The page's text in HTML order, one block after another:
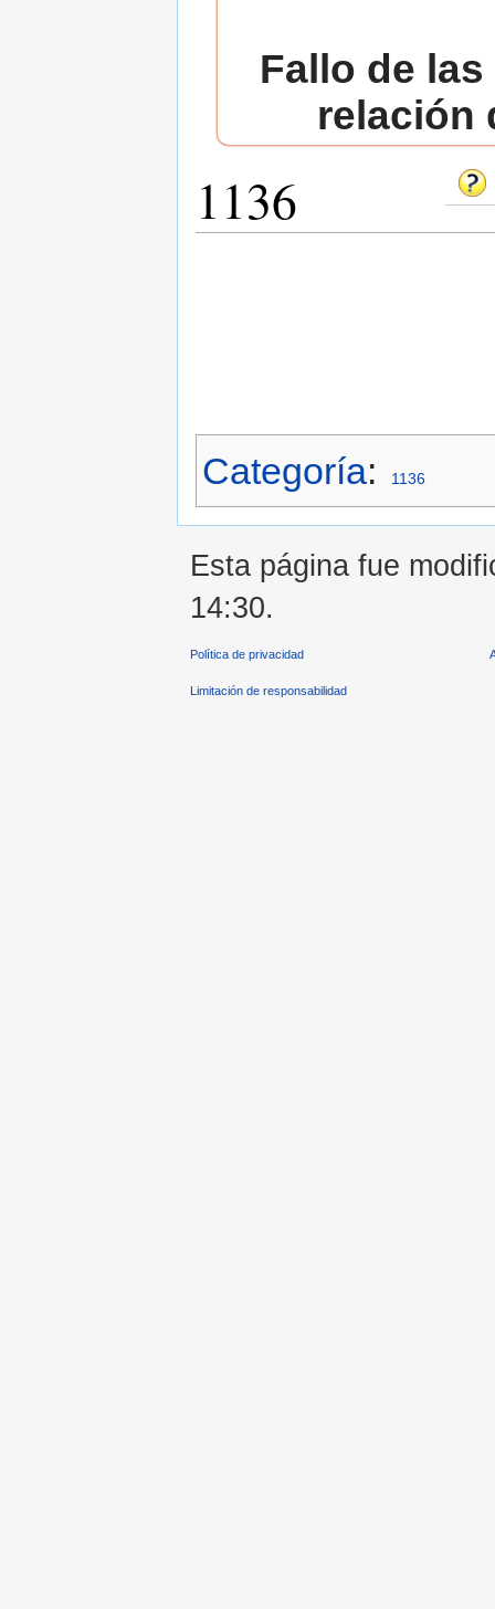
Fallo de
relación
1136
Categoría: 1136
Esta página fue
14:30.
Política de privacidad
Limitación de responsabilidad